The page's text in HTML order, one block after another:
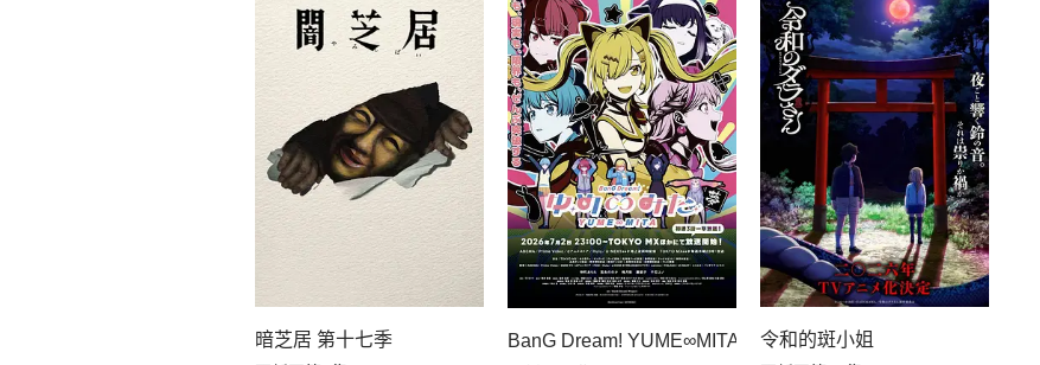
暗芝居 第十七季 BanG Dream! YUME∞MITA 令和的斑小姐